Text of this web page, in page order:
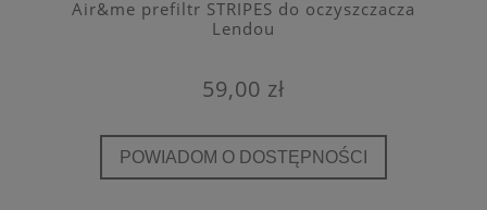
Air&me prefiltr STRIPES do oczyszczacza
Lendou
59,00 zł
POWIADOM O DOSTĘPNOŚCI